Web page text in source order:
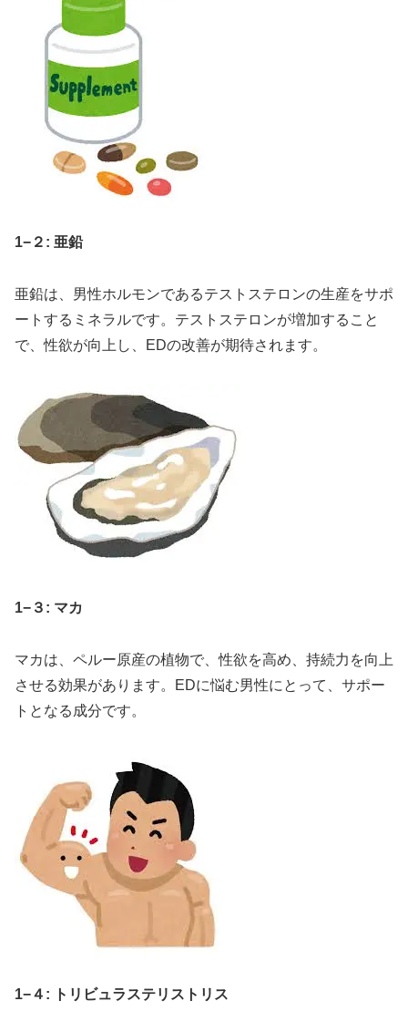
1−２: 亜鉛
亜鉛は、男性ホルモンであるテストステロンの生産をサポ
ートするミネラルです。テストステロンが増加すること
で、性欲が向上し、EDの改善が期待されます。
1−３: マカ
マカは、ペルー原産の植物で、性欲を高め、持続力を向上
させる効果があります。EDに悩む男性にとって、サポー
トとなる成分です。
1−４: トリビュラステリストリス